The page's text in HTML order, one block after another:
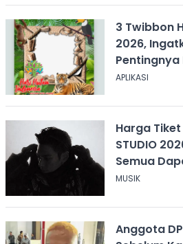
3 Twibbon
2026,
Hutan
APLIKASI
Harga Tiket
STUDIO
Semua
MUSIK
Anggota